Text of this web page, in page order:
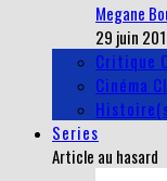
Megane
29 juin
Critique
Cinéma
Series
Article au hasard